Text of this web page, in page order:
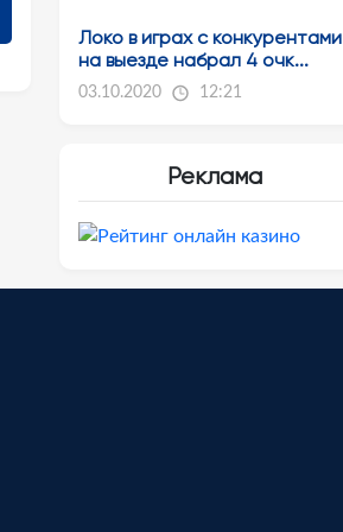
Локо в играх с конкурентами
на выезде набрал 4 очк...
03.10.2020 12:21
Реклама